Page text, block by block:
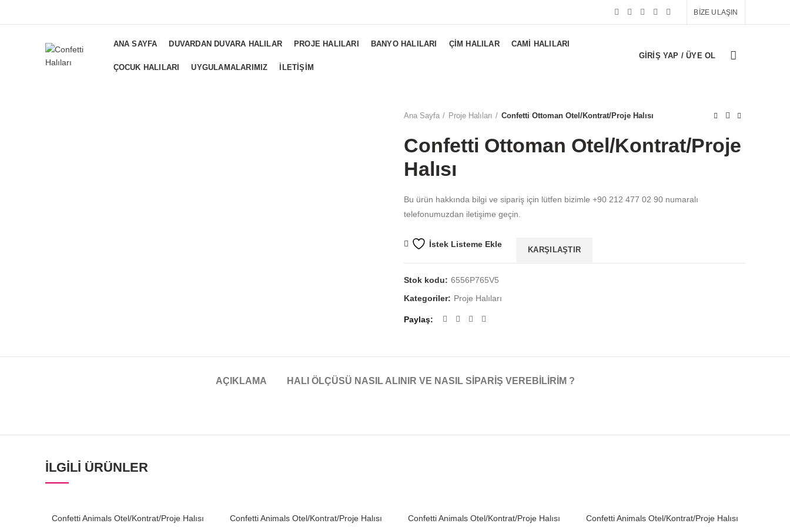
BİZE ULAŞIN
ANA SAYFA DUVARDAN DUVARA HALILAR PROJE HALILARI BANYO HALILARI ÇIM HALILAR CAMI HALILARI
ÇOCUK HALILARI UYGULAMALARIMIZ İLETIŞIM
GIRIŞ YAP / ÜYE OL
Ana Sayfa
Proje Halıları Confetti Ottoman Otel/Kontrat/Proje Halısı
Confetti Ottoman Otel/Kontrat/Proje
Halısı
Bu ürün hakkında bilgi ve sipariş için lütfen bizimle +90 212 477 02 90 numaralı
telefonumuzdan iletişime geçin.
İstek Listeme Ekle
KARŞILAŞTIR
Stok kodu: 6556P765V5
Kategoriler: Proje Halıları
Paylaş
AÇIKLAMA HALI ÖLÇÜSÜ NASIL ALINIR VE NASIL SIPARIŞ VEREBILIRIM ?
İLGILI ÜRÜNLER
Confetti Animals Otel/Kontrat/Proje Halısı Confetti Animals Otel/Kontrat/Proje Halısı Confetti Animals Otel/Kontrat/Proje Halısı Confetti Animals Otel/Kontrat/Proje Halısı